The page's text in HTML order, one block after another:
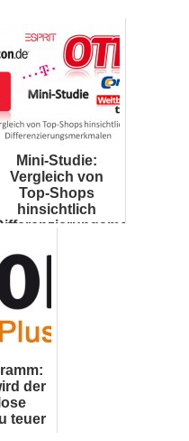
Mini-Studie:
Vergleich von
Top-Shops
hinsichtlich
der
teuer